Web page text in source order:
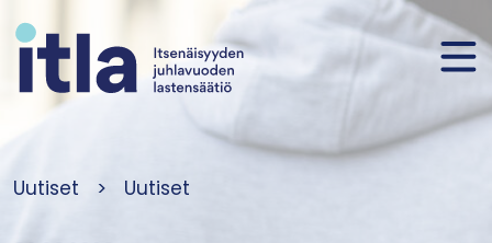
Siirry sisältöön
Uutiset > Uutiset